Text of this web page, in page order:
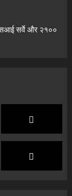
सर्वे और २१००